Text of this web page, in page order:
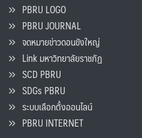
PBRU LOGO
PBRU JOURNAL
จดหมายข่าวดอนขังใหญ่
Link มหาวิทยาลัยราชภัฏ
SCD PBRU
SDGs PBRU
ระบบเลือกตั้งออนไลน์
PBRU INTERNET